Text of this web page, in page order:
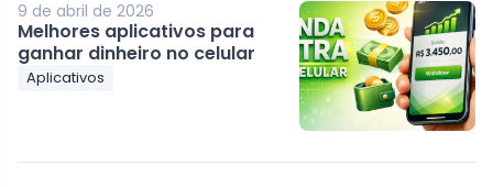
9 de abril de 2026
Melhores aplicativos para
ganhar dinheiro no celular
Aplicativos